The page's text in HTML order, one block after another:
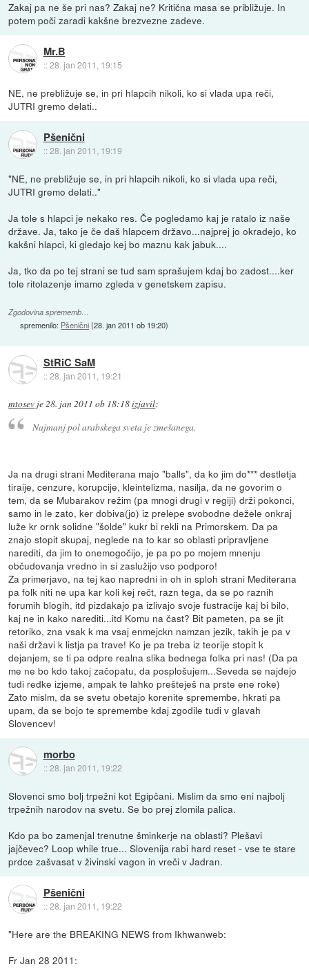
Zakaj pa ne še pri nas? Zakaj ne? Kritična masa se približuje. In
potem poči zaradi kakšne brezvezne zadeve.
Mr.B
::28. jan 2011, 19:15
NE, ne prebližuje se, in pri hlapcih nikoli, ko si vlada upa reči,
JUTRI gremo delati..
Pšenični
::28. jan 2011, 19:19
"NE, ne prebližuje se, in pri hlapcih nikoli, ko si vlada upa reči,
JUTRI gremo delati.."
Ja tole s hlapci je nekako res. Če pogledamo kaj je ratalo iz naše
države. Ja, tako je če daš hlapcem državo...najprej jo okradejo, ko
kakšni hlapci, ki gledajo kej bo maznu kak jabuk....
Ja, tko da po tej strani se tud sam sprašujem kdaj bo zadost....ker
tole ritolazenje imamo zgleda v genetskem zapisu.
Zgodovina sprememb…
spremenilo: Pšenični(28. jan 2011 ob 19:20)
StRiC SaM
::28. jan 2011, 19:21
mtosev je28. jan 2011 ob 18:18izjavil:
Najmanj pol arabskega sveta je zmešanega.
Ja na drugi strani Mediterana majo "balls", da ko jim do*** destletja
tiraije, cenzure, korupcije, kleintelizma, nasilja, da ne govorim o
tem, da se Mubarakov režim (pa mnogi drugi v regiji) drži pokonci,
samo in le zato, ker dobiva(jo) iz prelepe svobodne dežele onkraj
luže kr ornk solidne "šolde" kukr bi rekli na Primorskem. Da pa
znajo stopit skupaj, neglede na to kar so oblasti pripravljene
narediti, da jim to onemogočijo, je pa po po mojem mnenju
občudovanja vredno in si zaslužijo vso podporo!
Za primerjavo, na tej kao napredni in oh in sploh strani Mediterana
pa folk niti ne upa kar koli kej rečt, razn tega, da se po raznih
forumih blogih, itd pizdakajo pa izlivajo svoje fustracije kaj bi bilo,
kaj ne in kako narediti...itd Komu na čast? Bit pameten, pa se jit
retoriko, zna vsak k ma vsaj enmejckn namzan jezik, takih je pa v
naši državi k listja pa trave! Ko je pa treba iz teorije stopit k
dejanjem, se ti pa odpre realna slika bednega folka pri nas! (Da pa
me ne bo kdo takoj začopatu, da posplošujem...Seveda se najdejo
tudi redke izjeme, ampak te lahko prešteješ na prste ene roke)
Zato mislm, da se svetu obetajo korenite spremembe, hkrati pa
upam, da se bojo te spremembe kdaj zgodile tudi v glavah
Slovencev!
morbo
::28. jan 2011, 19:22
Slovenci smo bolj trpežni kot Egipčani. Mislim da smo eni najbolj
trpežnih narodov na svetu. Se bo prej zlomila palica.
Kdo pa bo zamenjal trenutne šminkerje na oblasti? Plešavi
jajčevec? Loop while true... Slovenija rabi hard reset - vse te stare
prdce zašvasat v živinski vagon in vreči v Jadran.
Pšenični
::28. jan 2011, 19:22
"Here are the BREAKING NEWS from Ikhwanweb:
Fr Jan 28 2011: